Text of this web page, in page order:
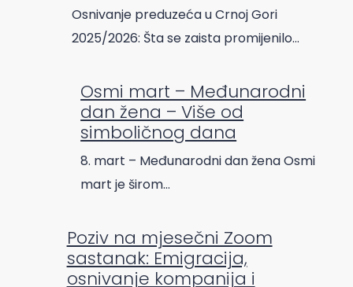
Osnivanje preduzeća u Crnoj Gori
2025/2026: Šta se zaista promijenilo…
Osmi mart – Međunarodni
dan žena – Više od
simboličnog dana
8. mart – Međunarodni dan žena Osmi
mart je širom…
Poziv na mjesečni Zoom
sastanak: Emigracija,
osnivanje kompanija i